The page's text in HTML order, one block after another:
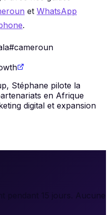
et WhatsApp
.
#cameroun
Stéphane pilote la
en Afrique
digital et expansion
pendant 15 jours. Aucune